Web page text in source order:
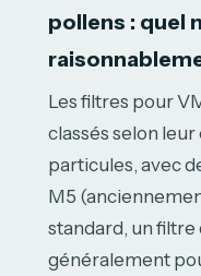
pollens : quel
Les filtres pour
classés selon
particules, avec
M5
standard, un
généralement